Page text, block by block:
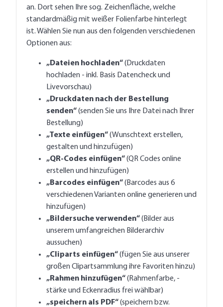
an. Dort sehen Ihre sog. Zeichenfläche, welche
standardmäßig mit weißer Folienfarbe hinterlegt
ist. Wählen Sie nun aus den folgenden verschiedenen
Optionen aus:
„Dateien hochladen“(Druckdaten
hochladen - inkl. Basis Datencheck und
Livevorschau)
„Druckdaten nach der Bestellung
senden“(senden Sie uns Ihre Datei nach Ihrer
Bestellung)
„Texte einfügen“(Wunschtext erstellen,
gestalten und hinzufügen)
„QR-Codes einfügen“(QR Codes online
erstellen und hinzufügen)
„Barcodes einfügen“(Barcodes aus 6
verschiedenen Varianten online generieren und
hinzufügen)
„Bildersuche verwenden“(Bilder aus
unserem umfangreichen Bilderarchiv
aussuchen)
„Cliparts einfügen“(fügen Sie aus unserer
großen Clipartsammlung ihre Favoriten hinzu)
„Rahmen hinzufügen“(Rahmenfarbe, -
stärke und Eckenradius frei wählbar)
„speichern als PDF“(speichern bzw.